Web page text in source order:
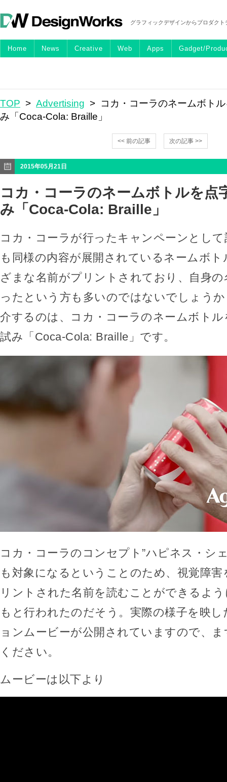
グラフィックデザインからプロダク
Home News Creative Web Apps Gadget/
TOP > Advertising > コカ・コーラのネームボト
み「Coca-Cola: Braille」
<< 前の記事 次の記事 >>
2015年05月21日
コカ・コーラのネームボトルを点
み「Coca-Cola: Braille」
コカ・コーラが行ったキャンペーンとし
も同様の内容が展開されているネームボ
ざまな名前がプリントされており、自身
ったという方も多いのではないでしょう
介するのは、コカ・コーラのネームボト
試み「Coca-Cola: Braille」です。
コカ・コーラのコンセプト”ハピネス・シ
も対象になるということのため、視覚障
リントされた名前を読むことができるよ
もと行われたのだそう。実際の様子を映
ョンムービーが公開されていますので、
ください。
ムービーは以下より